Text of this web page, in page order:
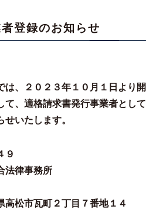
登録のお知らせ
、２０２３年１０月１日より開
て、適格請求書発行事業者として
いたします。
９
律事務所
松市瓦町２丁目７番地１４